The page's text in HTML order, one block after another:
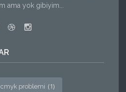
ama yok gibiyim...
cmyk problemi (1)